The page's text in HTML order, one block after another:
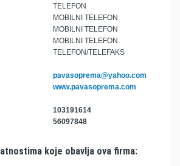
TELEFON
MOBILNI TELEFON
MOBILNI TELEFON
MOBILNI TELEFON
TELEFON/TELEFAKS
pavasoprema@yahoo.com
www.pavasoprema.com
103191614
56097848
koje obavlja ova firma: